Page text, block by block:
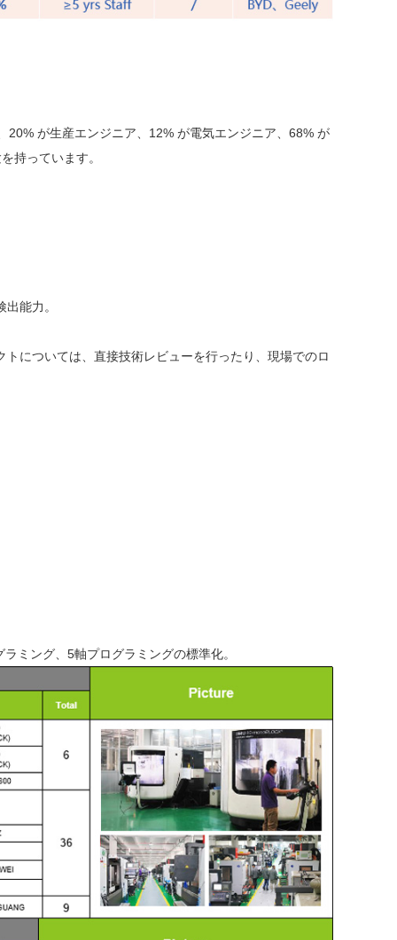
が生産エンジニア、12% が電気エンジニア、68% が
持っています。
能力。
については、直接技術レビューを行ったり、現場でのロ
ミング、5軸プログラミングの標準化。